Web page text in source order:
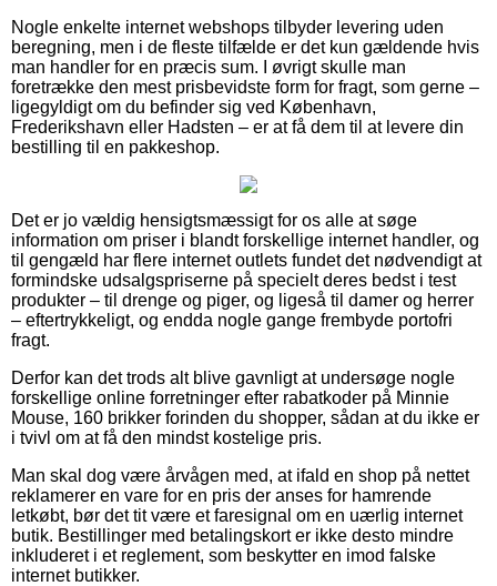
Nogle enkelte internet webshops tilbyder levering uden
beregning, men i de fleste tilfælde er det kun gældende hvis
man handler for en præcis sum. I øvrigt skulle man
foretrække den mest prisbevidste form for fragt, som gerne –
ligegyldigt om du befinder sig ved København,
Frederikshavn eller Hadsten – er at få dem til at levere din
bestilling til en pakkeshop.
Det er jo vældig hensigtsmæssigt for os alle at søge
information om priser i blandt forskellige internet handler, og
til gengæld har flere internet outlets fundet det nødvendigt at
formindske udsalgspriserne på specielt deres bedst i test
produkter – til drenge og piger, og ligeså til damer og herrer
– eftertrykkeligt, og endda nogle gange frembyde portofri
fragt.
Derfor kan det trods alt blive gavnligt at undersøge nogle
forskellige online forretninger efter rabatkoder på Minnie
Mouse, 160 brikker forinden du shopper, sådan at du ikke er
i tvivl om at få den mindst kostelige pris.
Man skal dog være årvågen med, at ifald en shop på nettet
reklamerer en vare for en pris der anses for hamrende
letkøbt, bør det tit være et faresignal om en uærlig internet
butik. Bestillinger med betalingskort er ikke desto mindre
inkluderet i et reglement, som beskytter en imod falske
internet butikker.